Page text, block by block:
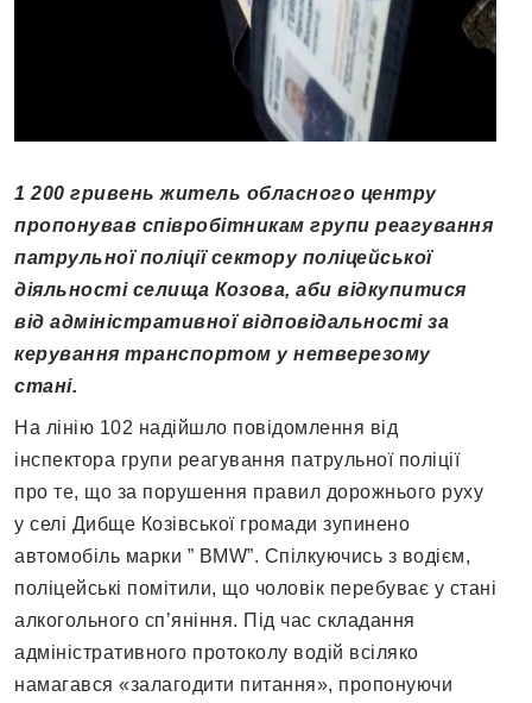
1 200 гривень житель обласного центру
пропонував співробітникам групи реагування
патрульної поліції сектору поліцейської
діяльності селища Козова, аби відкупитися
від адміністративної відповідальності за
керування транспортом у нетверезому
стані.
На лінію 102 надійшло повідомлення від
інспектора групи реагування патрульної поліції
про те, що за порушення правил дорожнього руху
у селі Дибще Козівської громади зупинено
автомобіль марки ” BMW”. Спілкуючись з водієм,
поліцейські помітили, що чоловік перебуває у стані
алкогольного сп’яніння. Під час складання
адміністративного протоколу водій всіляко
намагався «залагодити питання», пропонуючи